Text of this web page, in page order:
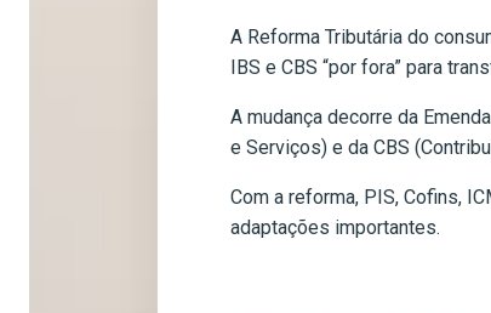
A Reforma Tributária do
IBS e CBS “por fora” para
A mudança decorre da
e Serviços) e da CBS
Com a reforma, PIS, Cofins,
adaptações importantes.